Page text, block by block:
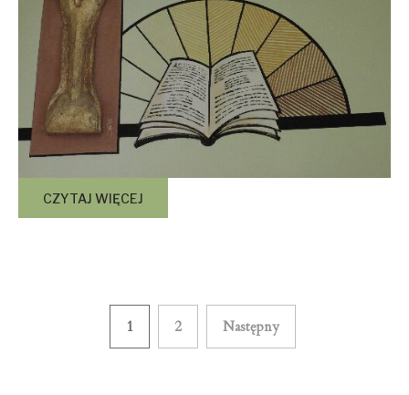
CZYTAJ WIĘCEJ
Nawigacja
1 2 Następny